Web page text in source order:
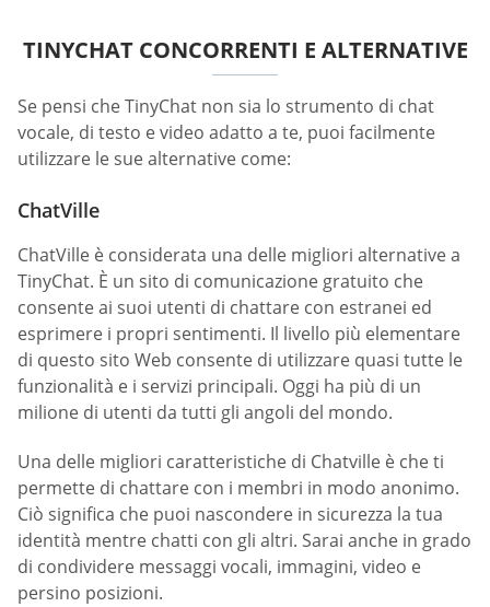
TINYCHAT CONCORRENTI E ALTERNATIVE
Se pensi che TinyChat non sia lo strumento di chat
vocale, di testo e video adatto a te, puoi facilmente
utilizzare le sue alternative come:
ChatVille
ChatVille è considerata una delle migliori alternative a
TinyChat. È un sito di comunicazione gratuito che
consente ai suoi utenti di chattare con estranei ed
esprimere i propri sentimenti. Il livello più elementare
di questo sito Web consente di utilizzare quasi tutte le
funzionalità e i servizi principali. Oggi ha più di un
milione di utenti da tutti gli angoli del mondo.
Una delle migliori caratteristiche di Chatville è che ti
permette di chattare con i membri in modo anonimo.
Ciò significa che puoi nascondere in sicurezza la tua
identità mentre chatti con gli altri. Sarai anche in grado
di condividere messaggi vocali, immagini, video e
persino posizioni.